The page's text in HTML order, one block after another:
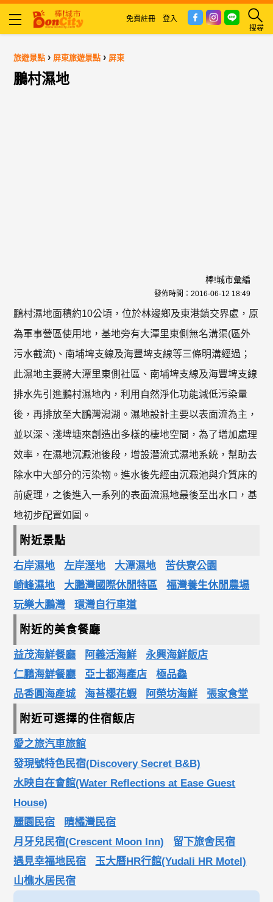
搜尋
免費註冊 登入
旅遊景點 › 屏東旅遊景點 › 屏東
鵬村濕地
棒!城市彙編
發佈時間： 2016-06-12 18:49
鵬村濕地面積約10公頃，位於林邊鄉及東港鎮交界處，原
為軍事營區使用地，基地旁有大潭里東側無名溝渠(區外
污水截流)、南埔埤支線及海豐埤支線等三條明溝經過；
此濕地主要將大潭里東側社區、南埔埤支線及海豐埤支線
排水先引進鵬村濕地內，利用自然淨化功能減低污染量
後，再排放至大鵬灣潟湖。濕地設計主要以表面流為主，
並以深、淺埤塘來創造出多樣的棲地空間，為了增加處理
效率，在濕地沉澱池後段，增設潛流式濕地系統，幫助去
除水中大部分的污染物。進水後先經由沉澱池與介質床的
前處理，之後進入一系列的表面流濕地最後至出水口，基
地初步配置如圖。
附近景點
右岸濕地 左岸溼地 大潭濕地
苦伕寮公園
崎峰濕地
大鵬灣國際休閒特區
福灣養生休閒農場
玩樂大鵬灣
環灣自行車道
附近的美食餐廳
益茂海鮮餐廳 阿義活海鮮
永興海鮮飯店
仁鵬海鮮餐廳
亞士都海產店
極品鱻
品香圓海產城
海苔櫻花蝦 阿榮坊海鮮 張家食堂
附近可選擇的住宿飯店
愛之旅汽車旅館
發現號特色民宿(Discovery Secret B&B)
水映自在會館(Water Reflections at Ease Guest
House)
麗園民宿
晴橘灣民宿
月牙兒民宿(Crescent Moon Inn)
留下旅舍民宿
遇見幸福地民宿
玉大曆HR行館(Yudali HR Motel)
山樵水居民宿